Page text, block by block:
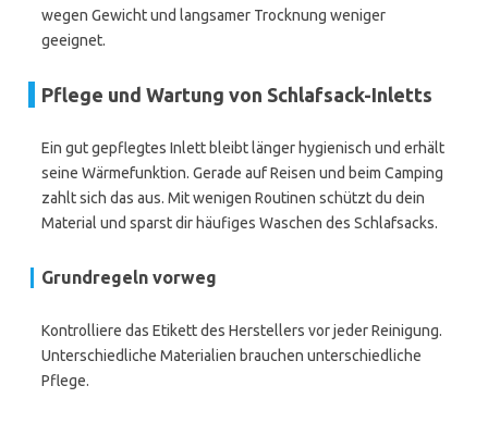
wegen Gewicht und langsamer Trocknung weniger
geeignet.
Pflege und Wartung von Schlafsack-Inletts
Ein gut gepflegtes Inlett bleibt länger hygienisch und erhält
seine Wärmefunktion. Gerade auf Reisen und beim Camping
zahlt sich das aus. Mit wenigen Routinen schützt du dein
Material und sparst dir häufiges Waschen des Schlafsacks.
Grundregeln vorweg
Kontrolliere das Etikett des Herstellers vor jeder Reinigung.
Unterschiedliche Materialien brauchen unterschiedliche
Pflege.